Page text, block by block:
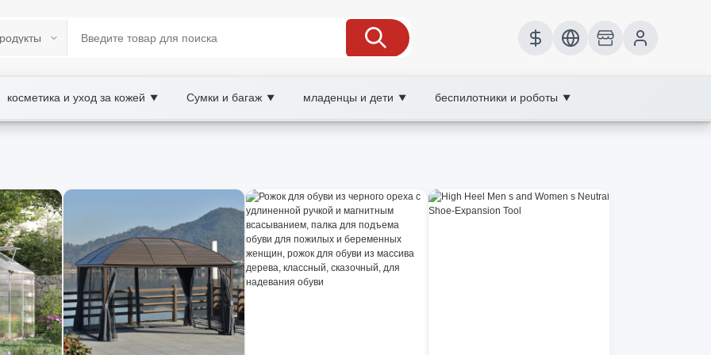
косметика и уход за кожей ▼ Сумки и багаж ▼ младенцы и дети ▼ беспилотники и роботы ▼
Marketplace
материалы и комфорт.